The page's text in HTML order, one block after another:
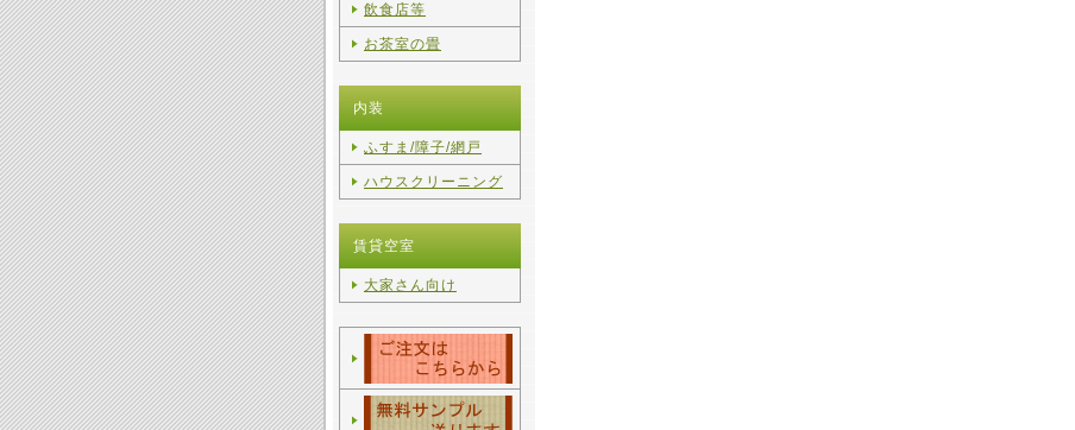
飲食店等
お茶室の畳
内装
ふすま/障子/網戸
ハウスクリーニング
賃貸空室
大家さん向け